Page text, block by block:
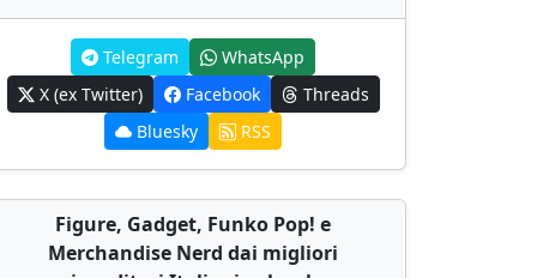
Telegram
WhatsApp
X (ex Twitter)
Facebook
Threads
Bluesky
RSS
Figure, Gadget, Funko Pop! e
Merchandise Nerd dai migliori